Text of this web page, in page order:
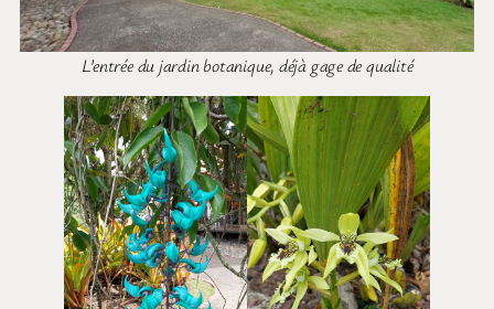
L’entrée du jardin botanique, déjà gage de qualité